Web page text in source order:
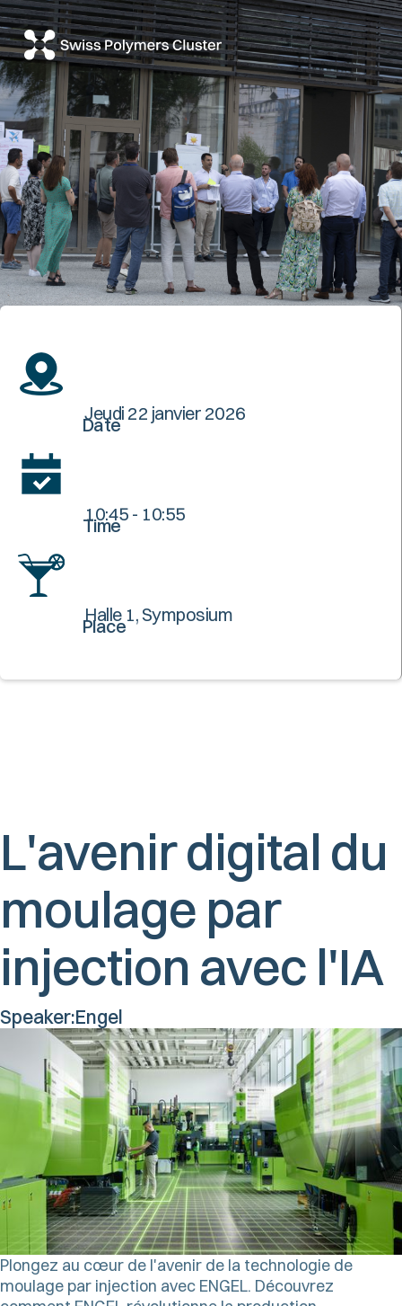
Date
Jeudi 22 janvier 2026
Time
10:45 - 10:55
Place
Halle 1, Symposium
L'avenir digital du
moulage par
injection avec l'IA
Speaker:Engel
Plongez au cœur de l'avenir de la technologie de
moulage par injection avec ENGEL. Découvrez